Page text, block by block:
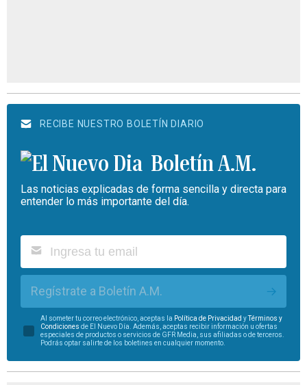
RECIBE NUESTRO BOLETÍN DIARIO
Boletín A.M.
Las noticias explicadas de forma sencilla y directa para
entender lo más importante del día.
Regístrate a Boletín A.M.
Al someter tu correo electrónico, aceptas la Política de Privacidad yTérminos y
Condiciones de El Nuevo Día. Además, aceptas recibir información u ofertas
especiales de productos o servicios de GFR Media, sus afiliadas o de terceros.
Podrás optar salirte de los boletines en cualquier momento.